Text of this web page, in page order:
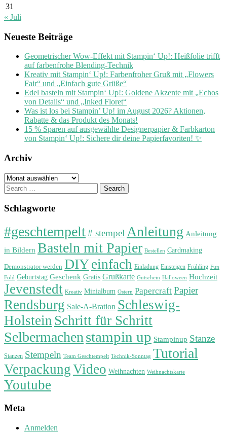
31
« Juli
Neueste Beiträge
Geometrischer Wow-Effekt mit Stampin‘ Up!: Heißfolie trifft
auf farbenfrohe Blending-Technik
Kreativ mit Stampin‘ Up!: Farbenfroher Gruß mit „Flowers
Fair“ und „Einfach gute Grüße“
Edel basteln mit Stampin‘ Up!: Goldene Akzente mit „Echos
von Details“ und „Inked Floret“
Was ist los bei Stampin’ Up! im August 2026? Aktionen,
Rabatte & das Produkt des Monats!
15 % Sparen auf ausgewählte Designerpapier & Farbkarton
von Stampin‘ Up!: Sichere dir deine Papierfavoriten! ✨
Archiv
Archiv
Search
for:
Schlagworte
#geschtempelt# stempel Anleitung Anleitung
in Bildern Basteln mit Papier Bestellen Cardmaking
Demonstrator werden DIYeinfach Einladung Einsteigen Frühling Fun
Fold Geburtstag Geschenk Gratis Grußkarte Gutschein Halloween Hochzeit
Jevenstedt Kreativ Minialbum Ostern Papercraft Papier
Rendsburg Sale-A-Bration Schleswig-
Holstein Schritt für Schritt
Selbermachen stampin up Stampinup Stanze
Stanzen Stempeln Team Geschtempelt Technik-Sonntag Tutorial
VerpackungVideo Weihnachten Weihnachtskarte
Youtube
Meta
Anmelden